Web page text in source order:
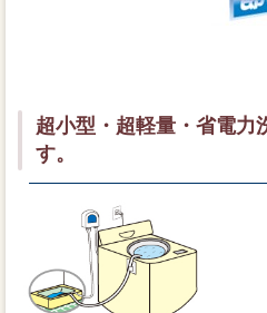
超小型・超軽量・省電力
す。